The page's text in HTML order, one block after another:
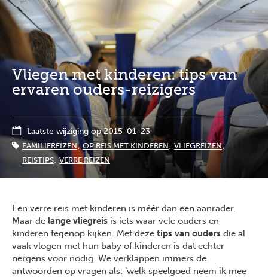
Overslaan
en
naar
inhoud
gaanVliegen met kinderen: tips van
ervaren ouders-reizigers
Laatste wijziging op 2015-01-23
FAMILIEREIZEN OP REIS MET KINDEREN
VLIEGREIZEN
REISTIPS VERRE REIZEN
Een verre reis met kinderen is méér dan een aanrader.
Maar de lange vliegreis is iets waar vele ouders en
kinderen tegenop kijken. Met deze tips van ouders die al
vaak vlogen met hun baby of kinderen is dat echter
nergens voor nodig. We verklappen immers de
antwoorden op vragen als: ‘welk speelgoed neem ik mee
Full
screen
Close